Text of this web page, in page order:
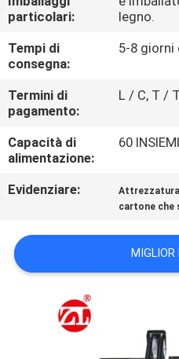
CONTATTICI
NOTIZIE
RICHIEDA
CITAZIONE
VR
SHOW
SITEMAP
particolari:
legno.
Tempi di
consegna:
5-8 giorni
Termini di
pagamento:
L / C, T /
Capacità di
alimentazione:
60
Evidenziare:
cartone che
MIGLIOR